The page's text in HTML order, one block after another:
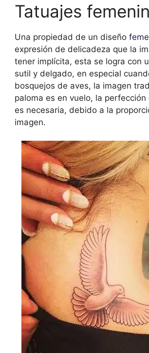
Tatuajes
Una propiedad de un diseño
expresión de delicadeza que la
tener implícita, esta se logra con
sutil y delgado, en especial
bosquejos de aves, la imagen
paloma es en vuelo, la perfección
es necesaria, debido a la
imagen.